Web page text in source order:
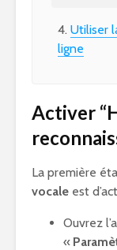
Utiliser
ligne
Activer
La première
vocale est
Ouvrez
«